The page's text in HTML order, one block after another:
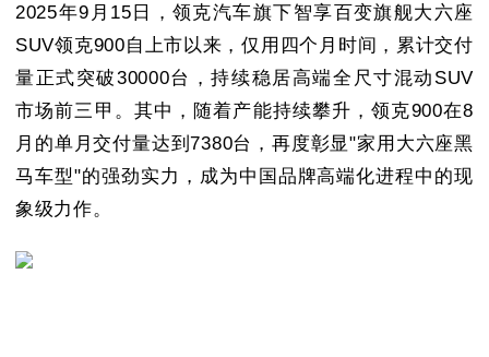
2025年9月15日，领克汽车旗下智享百变旗舰大六座
SUV领克900自上市以来，仅用四个月时间，累计交付
量正式突破30000台，持续稳居高端全尺寸混动SUV
市场前三甲。其中，随着产能持续攀升，领克900在8
月的单月交付量达到7380台，再度彰显"家用大六座黑
马车型"的强劲实力，成为中国品牌高端化进程中的现
象级力作。